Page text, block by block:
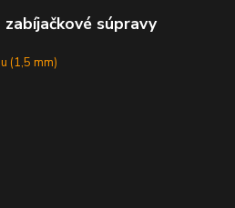
súpravy
(1,5 mm)